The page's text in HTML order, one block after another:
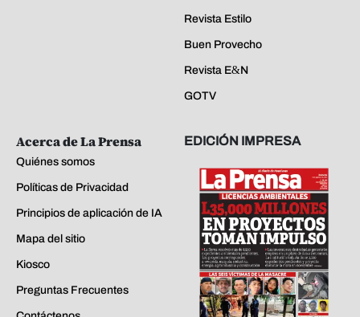
Revista Estilo
Buen Provecho
Revista E&N
GOTV
Acerca de La Prensa
Quiénes somos
Políticas de Privacidad
Principios de aplicación de IA
Mapa del sitio
Kiosco
Preguntas Frecuentes
EDICIÓN IMPRESA